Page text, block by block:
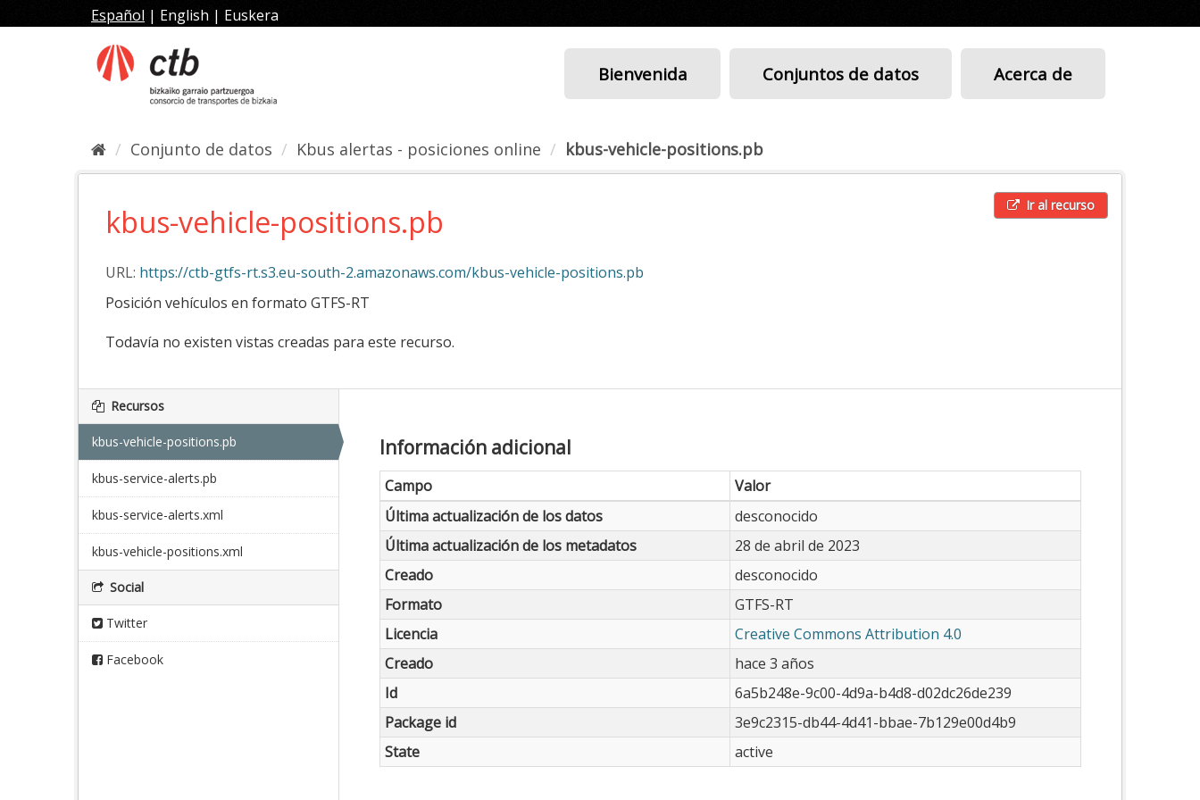
al
Español | English | Euskera
Bienvenida Conjuntos de datos Acerca de
Conjunto de datos Kbus alertas - posiciones online kbus-vehicle-positions.pb
Ir al recurso
kbus-vehicle-positions.pb
URL: https://ctb-gtfs-rt.s3.eu-south-2.amazonaws.com/kbus-vehicle-positions.pb
Posición vehículos en formato GTFS-RT
Todavía no existen vistas creadas para este recurso.
Recursos
kbus-vehicle-positions.pb
kbus-service-alerts.pb
kbus-service-alerts.xml
kbus-vehicle-positions.xml
Social
Twitter
Facebook
Información adicional
Campo
Valor
Última actualización de los datos
desconocido
Última actualización de los metadatos
28 de abril de 2023
Creado
desconocido
Formato
GTFS-RT
Licencia
Creative Commons Attribution 4.0
Creado
hace 3 años
Id
6a5b248e-9c00-4d9a-b4d8-d02dc26de239
Package id
3e9c2315-db44-4d41-bbae-7b129e00d4b9
State
active